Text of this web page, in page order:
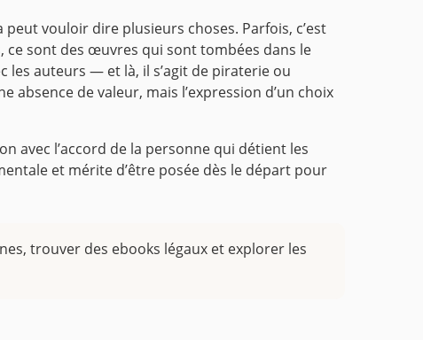
vouloir dire plusieurs choses. Parfois, c’est
ce sont des œuvres qui sont tombées dans le
les auteurs — et là, il s’agit de piraterie ou
absence de valeur, mais l’expression d’un choix
avec l’accord de la personne qui détient les
et mérite d’être posée dès le départ pour
trouver des ebooks légaux et explorer les